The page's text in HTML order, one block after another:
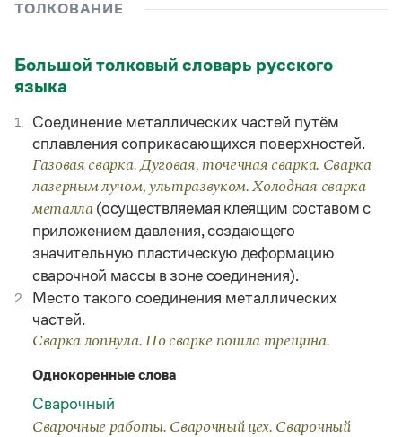
Словари русского языка как государственного
Справочники
Правила русской орфографии и пунктуации
Русский язык. Краткий теоретический курс
для школьников
Справочник по пунктуации
Словарь-справочник трудностей
Справочник по фразеологии
Азбучные истины
Словарь-справочник непростые слова
Все справочники портала
Статьи
Монологи
Управление в русском языке
Правила русской орфографии и пунктуации
ТОЛКОВАНИЕ
Большой толковый словарь русского
языка
1.
Соединение металлических частей путём
сплавления соприкасающихся поверхностей.
Газовая сварка. Дуговая, точечная сварка. Сварка
лазерным лучом, ультразвуком. Холодная сварка
металла (осуществляемая клеящим составом с
приложением давления, создающего
значительную пластическую деформацию
сварочной массы в зоне соединения).
2.
Место такого соединения металлических
частей.
Сварка лопнула. По сварке пошла трещина.
Однокоренные слова
Сварочный
Сварочные работы. Сварочный цех. Сварочный